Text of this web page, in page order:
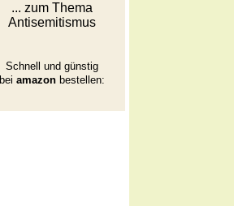
... zum Thema
Antisemitismus
Schnell und günstig
bei amazon bestellen: